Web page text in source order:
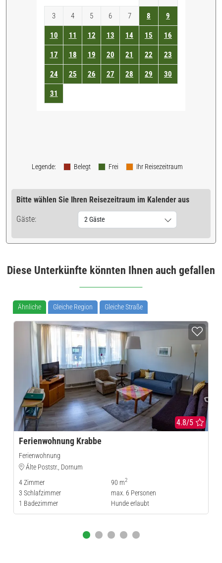
3 4 5 6 7 8 9
10 11 12 13 14 15 16
17 18 19 20 21 22 23
24 25 26 27 28 29 30
31
Legende: Belegt Frei Ihr Reisezeitraum
Bitte wählen Sie Ihren Reisezeitraum im Kalender aus
Gäste: 2 Gäste
Diese Unterkünfte könnten Ihnen auch gefallen
Ähnliche Gleiche Region Gleiche Straße
4.8/5
Ferienwohnung Krabbe
Ferienwohnung
Álte Poststr., Dornum
4Zimmer
3 Schlafzimmer
1 Badezimmer
90 m2
max. 6 Personen
Hunde erlaubt